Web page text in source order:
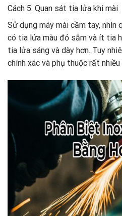
Cách 5: Quan sát tia lửa khi mài
Sử dụng máy mài cầm tay,
có tia lửa màu đỏ sẫm và ít tia
tia lửa sáng và dày hơn. Tuy
chính xác và phụ thuộc rất nhiều